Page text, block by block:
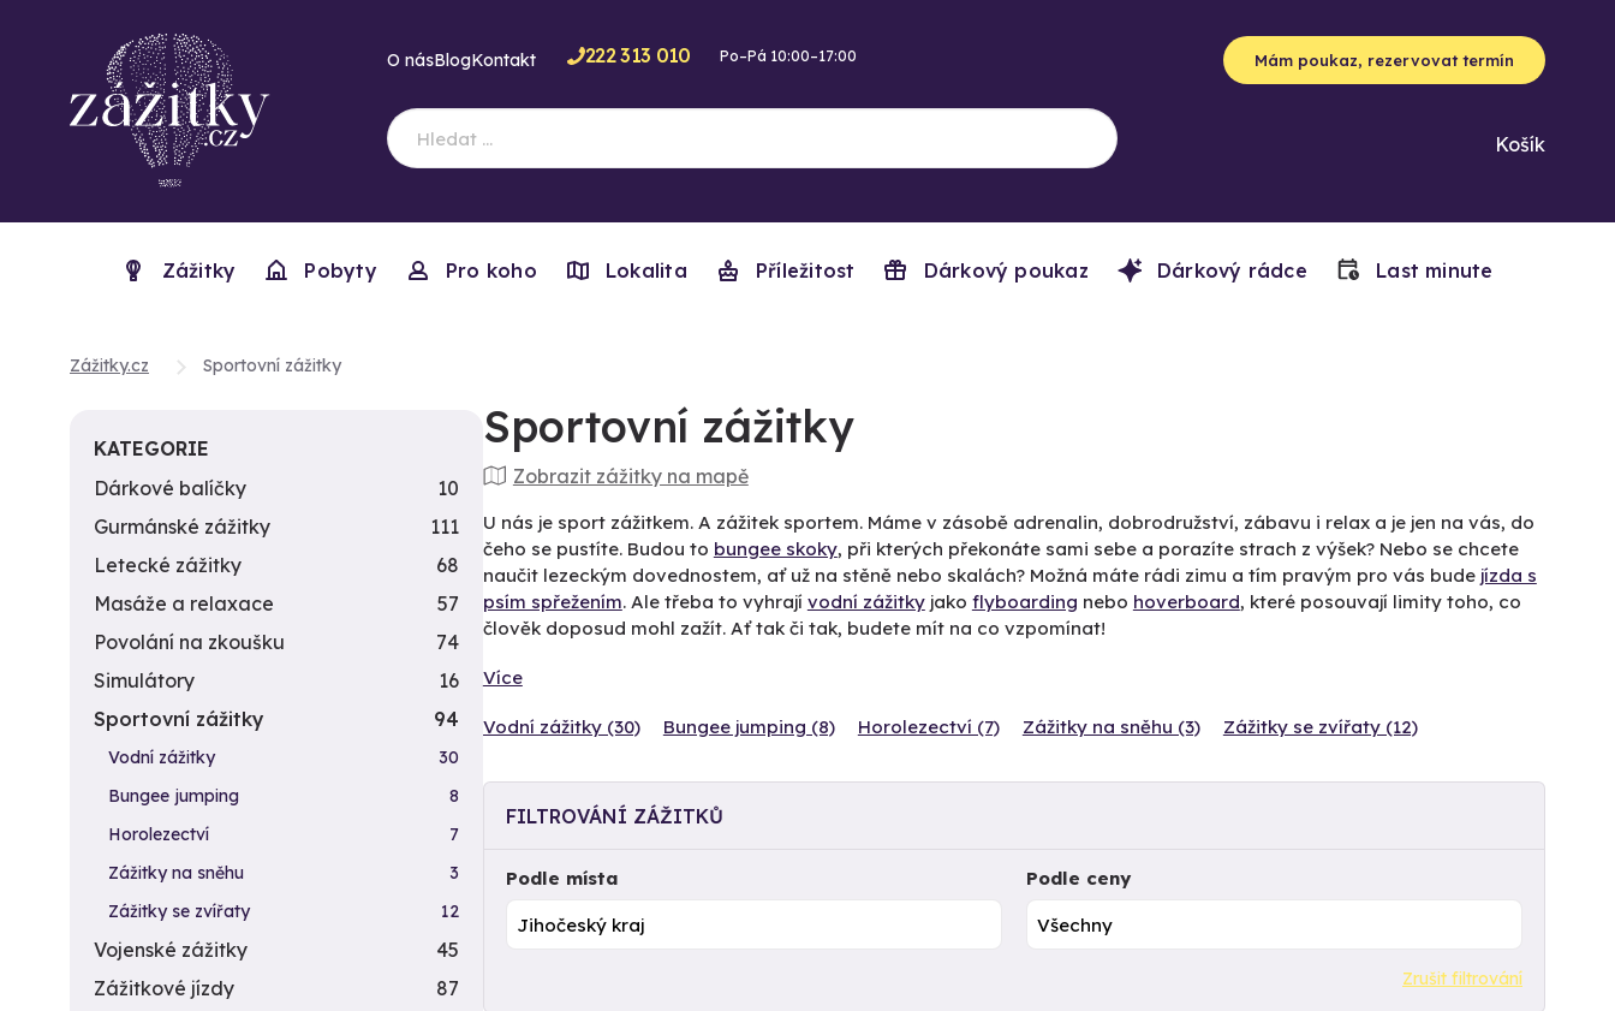
O násBlogKontakt 222 313 010 Po–Pá 10:00–17:00 Mám poukaz, rezervovat termín
Košík
Zážitky Pobyty Pro koho Lokalita Příležitost Dárkový poukaz Dárkový rádce Last minute
Zážitky.cz Sportovní zážitky
Sportovní zážitky
Zobrazit zážitky na mapě
U nás je sport zážitkem. A zážitek sportem. Máme v zásobě adrenalin, dobrodružství, zábavu i relax a je jen na vás, do
čeho se pustíte. Budou to bungee skoky, při kterých překonáte sami sebe a porazíte strach z výšek? Nebo se chcete
naučit lezeckým dovednostem, ať už na stěně nebo skalách? Možná máte rádi zimu a tím pravým pro vás bude jízda s
psím spřežením. Ale třeba to vyhrají vodní zážitkyjako flyboarding nebo hoverboard, které posouvají limity toho, co
člověk doposud mohl zažít. Ať tak či tak, budete mít na co vzpomínat!
Více
Vodní zážitky (30) Bungee jumping (8) Horolezectví (7) Zážitky na sněhu (3) Zážitky se zvířaty (12)
FILTROVÁNÍ ZÁŽITKŮ
Podle místa Podle ceny
Zrušit filtrování
KATEGORIE
Dárkové balíčky
10
Gurmánské zážitky
111
Letecké zážitky
68
Masáže a relaxace
57
Povolání na zkoušku
74
Simulátory
16
Sportovní zážitky
94
Vodní zážitky
30
Bungee jumping
8
Horolezectví
7
Zážitky na sněhu
3
Zážitky se zvířaty
12
Vojenské zážitky
45
Zážitkové jízdy
87